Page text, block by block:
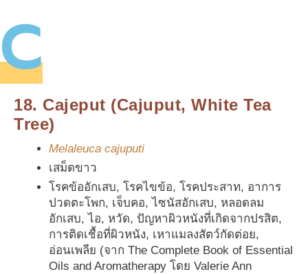
C
18. Cajeput (Cajuput, White Tea
Tree)
Melaleuca cajuputi
เสม็ดขาว
โรคข้ออักเสบ, โรคไขข้อ, โรคประสาท, อาการ
ปวดตะโพก, เจ็บคอ, ไซนัสอักเสบ, หลอดลม
อักเสบ, ไอ, หวัด, ปัญหาผิวหนังที่เกิดจากปรสิต,
การติดเชื้อที่ผิวหนัง, เหาแมลงสัตว์กัดต่อย,
อ่อนเพลีย (จาก The Complete Book of Essential
Oils and Aromatherapy โดย Valerie Ann